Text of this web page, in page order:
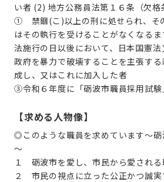
い者 (2) 地方公務員法第１６条（欠
① 禁錮(こ)以上の刑に処せられ、そ
はその執行を受けることがなくなる
法施行の日以後において、日本国憲
政府を暴力で破壊することを主張す
成し、又はこれに加入した者
③令和６年度に「砺波市職員採用試験
【求める人物像】
◎このような職員を求めています～
～
１ 砺波市を愛し、市民から愛される
２ 市民の視点に立った公正かつ誠実